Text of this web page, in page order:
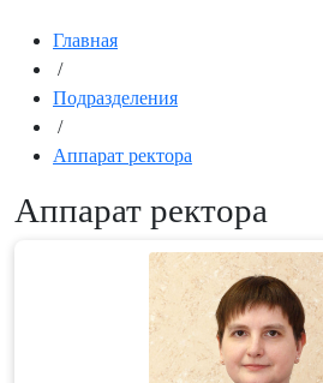
Главная
/
Подразделения
/
Аппарат ректора
Аппарат ректора